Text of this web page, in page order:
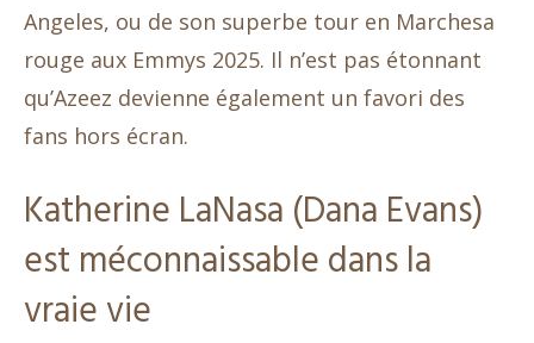
Angeles, ou de son superbe tour en Marchesa
rouge aux Emmys 2025. Il n’est pas étonnant
qu’Azeez devienne également un favori des
fans hors écran.
Katherine LaNasa (Dana Evans)
est méconnaissable dans la
vraie vie